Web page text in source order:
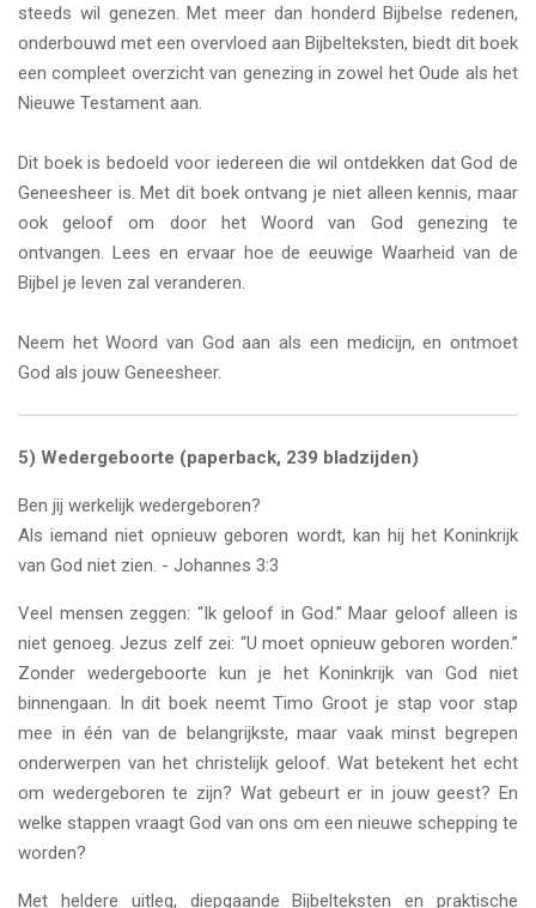
steeds wil genezen. Met meer dan honderd Bijbelse redenen,
onderbouwd met een overvloed aan Bijbelteksten, biedt dit boek
een compleet overzicht van genezing in zowel het Oude als het
Nieuwe Testament aan.
Dit boek is bedoeld voor iedereen die wil ontdekken dat God de
Geneesheer is. Met dit boek ontvang je niet alleen kennis, maar
ook geloof om door het Woord van God genezing te
ontvangen. Lees en ervaar hoe de eeuwige Waarheid van de
Bijbel je leven zal veranderen.
Neem het Woord van God aan als een medicijn, en ontmoet
God als jouw Geneesheer.
5) Wedergeboorte (paperback, 239 bladzijden)
Ben jij werkelijk wedergeboren?
Als iemand niet opnieuw geboren wordt, kan hij het Koninkrijk
van God niet zien. - Johannes 3:3
Veel mensen zeggen: “Ik geloof in God.” Maar geloof alleen is
niet genoeg. Jezus zelf zei: “U moet opnieuw geboren worden.”
Zonder wedergeboorte kun je het Koninkrijk van God niet
binnengaan. In dit boek neemt Timo Groot je stap voor stap
mee in één van de belangrijkste, maar vaak minst begrepen
onderwerpen van het christelijk geloof. Wat betekent het echt
om wedergeboren te zijn? Wat gebeurt er in jouw geest? En
welke stappen vraagt God van ons om een nieuwe schepping te
worden?
Met heldere uitleg, diepgaande Bijbelteksten en praktische